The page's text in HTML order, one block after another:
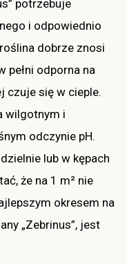
potrzebuje
i odpowiednio
dobrze znosi
pełni odporna na
czuje się w cieple.
wilgotnym i
odczynie pH.
lub w kępach
że na 1 m² nie
okresem na
„Zebrinus”, jest